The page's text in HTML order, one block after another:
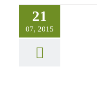
21
07, 2015